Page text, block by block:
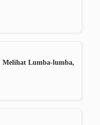
Lumba-lumba,